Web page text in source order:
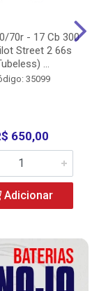
70r - 17 Cb 300
Street 2 66s
...
35099
650,00
Adicionar